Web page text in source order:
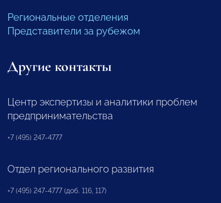
Региональные отделения
Представители за рубежом
Другие контакты
Центр экспертизы и аналитики проблем
предпринимательства
+7 (495) 247-4777
Отдел регионального развития
+7 (495) 247-4777 (доб. 116, 117)